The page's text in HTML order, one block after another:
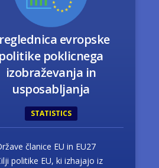
evropske
politike poklicnega
izobraževanja in
usposabljanja
STATISTICS
članice EU in EU27
politike EU, ki izhajajo iz